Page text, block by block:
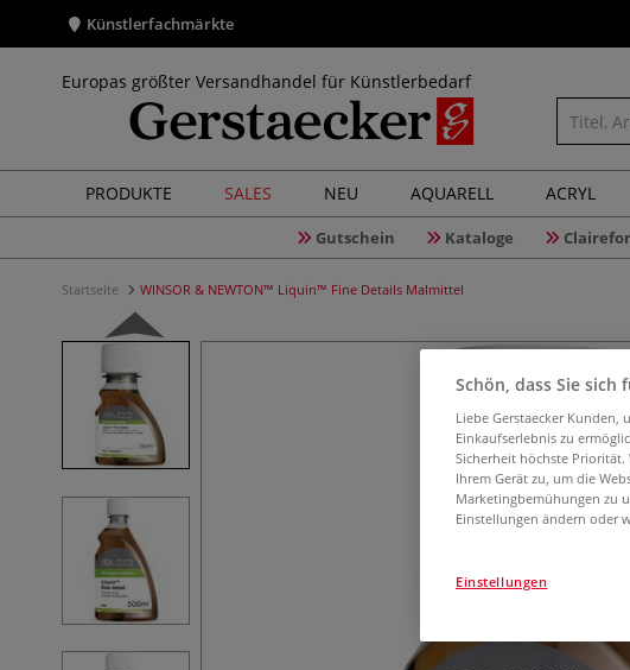
Künstlerfachmärkte
Europas größter Versandhandel für Künstlerbedarf
PRODUKTE SALES NEU AQUARELL ACRYL
Gutschein Kataloge
Startseite WINSOR & NEWTON™ Liquin™ Fine Details Malmittel
Schön, dass Sie sich
Liebe Gerstaecker
Einkaufserlebnis zu
Sicherheit höchste Priorität.
Ihrem Gerät zu, um die
Marketingbemühungen zu
Einstellungen ändern oder
Einstellungen